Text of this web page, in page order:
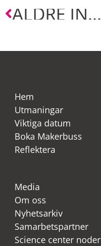
ÄLDRE INLÄGG
Hem
Utmaningar
Viktiga datum
Boka Makerbuss
Reflektera
Media
Om oss
Nyhetsarkiv
Samarbetspartner
Science center noder